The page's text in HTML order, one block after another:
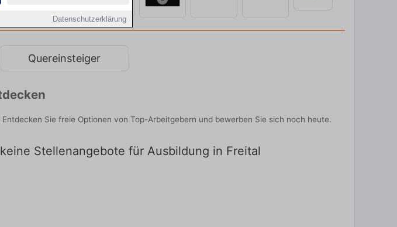
Datenschutzerklärung
Quereinsteiger
Sie freie Optionen von Top-Arbeitgebern und bewerben Sie sich noch heute.
Stellenangebote für Ausbildung in Freital